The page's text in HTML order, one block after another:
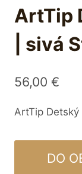
ArtTip
| sivá
56,00 €
ArtTip Detský
DO